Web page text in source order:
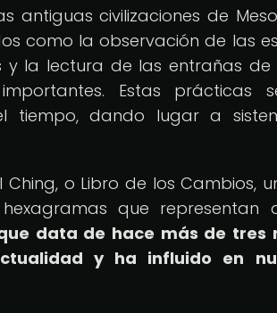
antiguas civilizaciones de
como la observación de las
y la lectura de las entrañas de
Estas prácticas
tiempo, dando lugar a
o Libro de los Cambios,
que representan
data de hace más de tres
y ha influido en